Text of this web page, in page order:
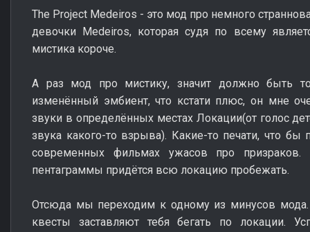
The Project Medeiros - это мод про немного
девочки Medeiros, которая судя по всему
мистика короче.
А раз мод про мистику, значит должно быть
изменённый эмбиент, что кстати плюс, он мне
звуки в определённых местах Локации(от голос
звука какого-то взрыва). Какие-то печати, что бы
современных фильмах ужасов про
пентаграммы придётся всю локацию пробежать.
Отсюда мы переходим к одному из минусов
квесты заставляют тебя бегать по локации.